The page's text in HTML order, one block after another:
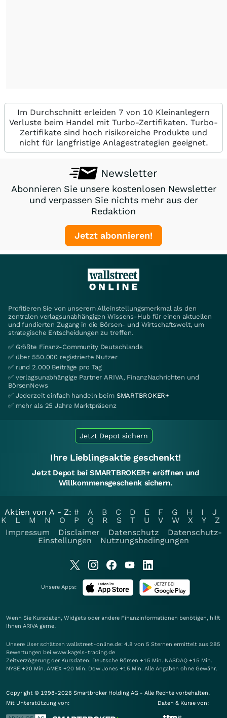
Im Durchschnitt erleiden 7 von 10 Kleinanlegern
Verluste beim Handel mit Turbo-Zertifikaten. Turbo-
Zertifikate sind hoch risikoreiche Produkte und
nicht für langfristige Anlagestrategien geeignet.
Newsletter
Abonnieren Sie unsere kostenlosen Newsletter
und verpassen Sie nichts mehr aus der
Redaktion
Jetzt abonnieren!
Profitieren Sie von unserem Alleinstellungsmerkmal als den
zentralen verlagsunabhängigen Wissens-Hub für einen aktuellen
und fundierten Zugang in die Börsen- und Wirtschaftswelt, um
strategische Entscheidungen zu treffen.
✅ Größte Finanz-Community Deutschlands
✅ über 550.000 registrierte Nutzer
✅ rund 2.000 Beiträge pro Tag
✅ verlagsunabhängige Partner ARIVA, FinanzNachrichten und
BörsenNews
✅ Jederzeit einfach handeln beim SMARTBROKER+
✅ mehr als 25 Jahre Marktpräsenz
Jetzt Depot sichern
Ihre Lieblingsaktie geschenkt!
Jetzt Depot bei SMARTBROKER+ eröffnen und
Willkommensgeschenk sichern.
Aktien von A - Z: # A B C D E F G H I
J
K
L M N O P Q R S T U V W X Y
Z
Impressum
Disclaimer Datenschutz
Datenschutz-
Einstellungen
Nutzungsbedingungen
Unsere Apps:
Wenn Sie Kursdaten, Widgets oder andere Finanzinformationen benötigen, hilft
Ihnen ARIVA gerne.
Unsere User schätzen wallstreet-online.de: 4.8 von 5 Sternen ermittelt aus 285
Bewertungen bei www.kagels-trading.de
Zeitverzögerung der Kursdaten: Deutsche Börsen +15 Min. NASDAQ +15 Min.
NYSE +20 Min. AMEX +20 Min. Dow Jones +15 Min. Alle Angaben ohne Gewähr.
Copyright © 1998-2026 Smartbroker Holding AG - Alle Rechte vorbehalten.
Mit Unterstützung von:
Daten & Kurse von: